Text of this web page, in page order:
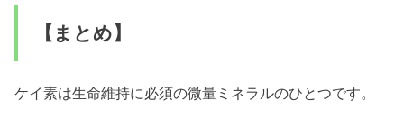
【まとめ】
ケイ素は生命維持に必須の微量ミネラルのひとつです。